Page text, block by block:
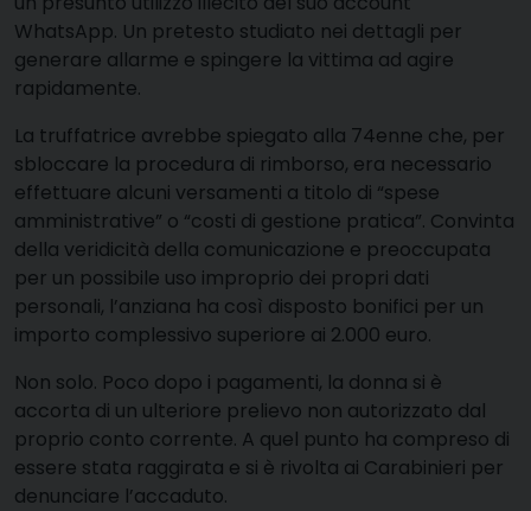
WhatsApp. Un pretesto studiato nei dettagli per
generare allarme e spingere la vittima ad agire
rapidamente.
La truffatrice avrebbe spiegato alla 74enne che, per
sbloccare la procedura di rimborso, era necessario
effettuare alcuni versamenti a titolo di “spese
amministrative” o “costi di gestione pratica”. Convinta
della veridicità della comunicazione e preoccupata
per un possibile uso improprio dei propri dati
personali, l’anziana ha così disposto bonifici per un
importo complessivo superiore ai 2.000 euro.
Non solo. Poco dopo i pagamenti, la donna si è
accorta di un ulteriore prelievo non autorizzato dal
proprio conto corrente. A quel punto ha compreso di
essere stata raggirata e si è rivolta ai Carabinieri per
denunciare l’accaduto.